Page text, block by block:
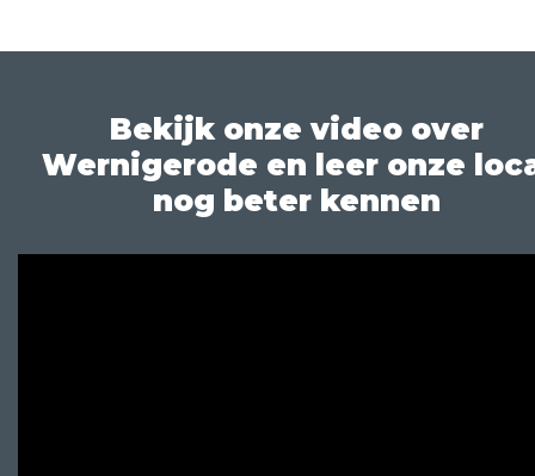
Bekijk onze video over
Wernigerode en leer onze
nog beter kennen